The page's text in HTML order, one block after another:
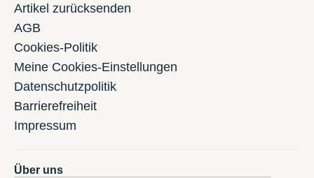
Artikel zurücksenden
AGB
Cookies-Politik
Meine Cookies-Einstellungen
Datenschutzpolitik
Barrierefreiheit
Impressum
Über uns